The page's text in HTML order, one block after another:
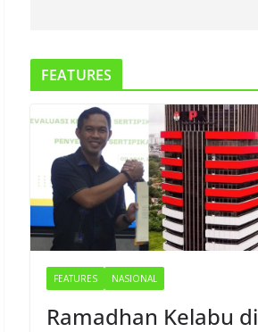
FEATURES
FEATURES NASIONAL
Ramadhan Kelabu di